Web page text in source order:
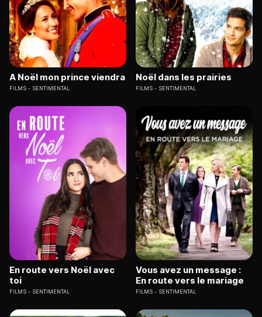
A Noël mon prince viendra
FILMS SENTIMENTAL
Noël dans les prairies
FILMS SENTIMENTAL
En route vers Noël avec
toi
FILMS SENTIMENTAL
Vous avez un message :
En route vers le mariage
FILMS SENTIMENTAL